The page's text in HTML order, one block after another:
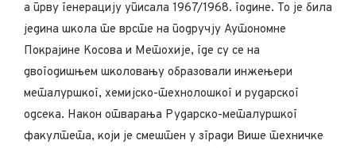
а прву генерацију уписала 1967/1968. године. То је била
једина школа те врсте на подручју Аутономне
Покрајине Косова и Метохије, где су се на
двогодишњем школовању образовали инжењери
металуршког, хемијско-технолошког и рударског
одсека. Након отварања Рударско-металуршког
факултета, који је смештен у згради Више техничке